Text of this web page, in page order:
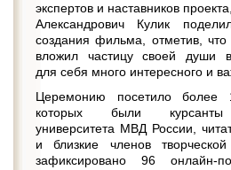
экспертов и наставников
Александрович Кулик
создания фильма, отметив,
вложил частицу своей души
для себя много интересного и
Церемонию посетило более
которых были курсанты
университета МВД России,
и близкие членов
зафиксировано 96 онлайн-